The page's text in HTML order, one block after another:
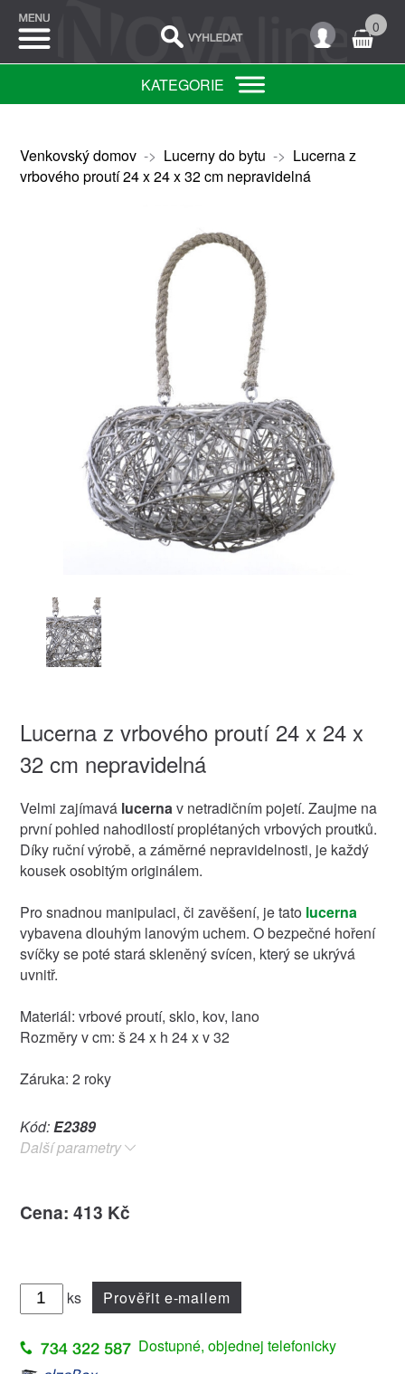
0
KATEGORIE
Venkovský domov-> Lucerny do bytu -> Lucerna z
vrbového proutí 24 x 24 x 32 cm nepravidelná
Lucerna z vrbového proutí 24 x 24 x
32 cm nepravidelná
Velmi zajímavá lucernav netradičním pojetí. Zaujme na
první pohled nahodilostí proplétaných vrbových proutků.
Díky ruční výrobě, a záměrné nepravidelnosti, je každý
kousek osobitým originálem.
Pro snadnou manipulaci, či zavěšení, je tato lucerna
vybavena dlouhým lanovým uchem. O bezpečné hoření
svíčky se poté stará skleněný svícen, který se ukrývá
uvnitř.
Materiál: vrbové proutí, sklo, kov, lano
Rozměry v cm: š 24 x h 24 x v 32
Záruka: 2 roky
Kód:E2389
Další parametry
Cena: 413 Kč
ks Prověřit e-mailem
Dostupné, objednej telefonicky